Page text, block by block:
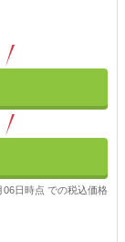
日時点 での税込価格